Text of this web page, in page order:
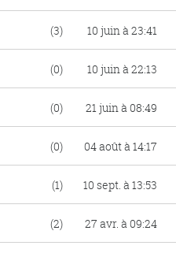
(3) 10 juin à 23:41
(0) 10 juin à 22:13
(0) 21 juin à 08:49
(0) 04 août à 14:17
(1) 10 sept. à 13:53
(2) 27 avr. à 09:24